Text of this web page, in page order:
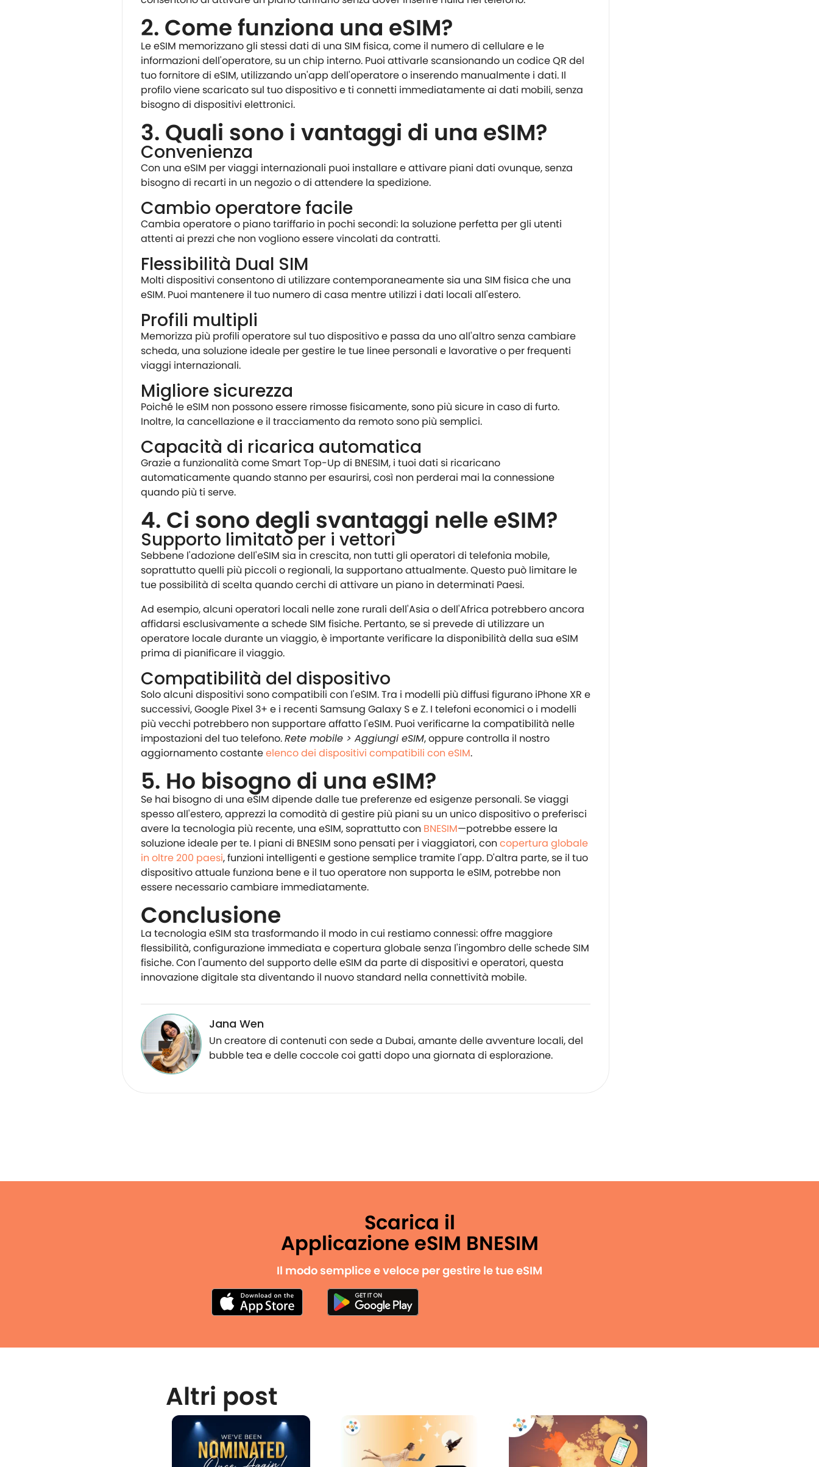
2. Come funziona una eSIM?
Le eSIM memorizzano gli stessi dati di una SIM fisica, come il numero di cellulare e le
informazioni dell'operatore, su un chip interno. Puoi attivarle scansionando un codice QR del
tuo fornitore di eSIM, utilizzando un'app dell'operatore o inserendo manualmente i dati. Il
profilo viene scaricato sul tuo dispositivo e ti connetti immediatamente ai dati mobili, senza
bisogno di dispositivi elettronici.
3. Quali sono i vantaggi di una eSIM?
Convenienza
Con una eSIM per viaggi internazionali puoi installare e attivare piani dati ovunque, senza
bisogno di recarti in un negozio o di attendere la spedizione.
Cambio operatore facile
Cambia operatore o piano tariffario in pochi secondi: la soluzione perfetta per gli utenti
attenti ai prezzi che non vogliono essere vincolati da contratti.
Flessibilità Dual SIM
Molti dispositivi consentono di utilizzare contemporaneamente sia una SIM fisica che una
eSIM. Puoi mantenere il tuo numero di casa mentre utilizzi i dati locali all'estero.
Profili multipli
Memorizza più profili operatore sul tuo dispositivo e passa da uno all'altro senza cambiare
scheda, una soluzione ideale per gestire le tue linee personali e lavorative o per frequenti
viaggi internazionali.
Migliore sicurezza
Poiché le eSIM non possono essere rimosse fisicamente, sono più sicure in caso di furto.
Inoltre, la cancellazione e il tracciamento da remoto sono più semplici.
Capacità di ricarica automatica
Grazie a funzionalità come Smart Top-Up di BNESIM, i tuoi dati si ricaricano
automaticamente quando stanno per esaurirsi, così non perderai mai la connessione
quando più ti serve.
4. Ci sono degli svantaggi nelle eSIM?
Supporto limitato per i vettori
Sebbene l'adozione dell'eSIM sia in crescita, non tutti gli operatori di telefonia mobile,
soprattutto quelli più piccoli o regionali, la supportano attualmente. Questo può limitare le
tue possibilità di scelta quando cerchi di attivare un piano in determinati Paesi.
Ad esempio, alcuni operatori locali nelle zone rurali dell'Asia o dell'Africa potrebbero ancora
affidarsi esclusivamente a schede SIM fisiche. Pertanto, se si prevede di utilizzare un
operatore locale durante un viaggio, è importante verificare la disponibilità della sua eSIM
prima di pianificare il viaggio.
Compatibilità del dispositivo
Solo alcuni dispositivi sono compatibili con l'eSIM. Tra i modelli più diffusi figurano iPhone XR e
successivi, Google Pixel 3+ e i recenti Samsung Galaxy S e Z. I telefoni economici o i modelli
più vecchi potrebbero non supportare affatto l'eSIM. Puoi verificarne la compatibilità nelle
impostazioni del tuo telefono.Rete mobile > Aggiungi eSIM, oppure controlla il nostro
aggiornamento costanteelenco dei dispositivi compatibili con eSIM.
5. Ho bisogno di una eSIM?
Se hai bisogno di una eSIM dipende dalle tue preferenze ed esigenze personali. Se viaggi
spesso all'estero, apprezzi la comodità di gestire più piani su un unico dispositivo o preferisci
avere la tecnologia più recente, una eSIM, soprattutto con BNESIM—potrebbe essere la
soluzione ideale per te. I piani di BNESIM sono pensati per i viaggiatori, con copertura globale
in oltre 200 paesi, funzioni intelligenti e gestione semplice tramite l'app. D'altra parte, se il tuo
dispositivo attuale funziona bene e il tuo operatore non supporta le eSIM, potrebbe non
essere necessario cambiare immediatamente.
Conclusione
La tecnologia eSIM sta trasformando il modo in cui restiamo connessi: offre maggiore
flessibilità, configurazione immediata e copertura globale senza l'ingombro delle schede SIM
fisiche. Con l'aumento del supporto delle eSIM da parte di dispositivi e operatori, questa
innovazione digitale sta diventando il nuovo standard nella connettività mobile.
Jana Wen
Un creatore di contenuti con sede a Dubai, amante delle avventure locali, del
bubble tea e delle coccole coi gatti dopo una giornata di esplorazione.
Scarica il
Applicazione eSIM BNESIM
Il modo semplice e veloce per gestire le tue eSIM
Altri post